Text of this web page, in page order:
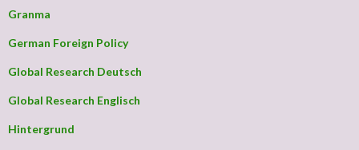
Granma
German Foreign Policy
Global Research Deutsch
Global Research Englisch
Hintergrund